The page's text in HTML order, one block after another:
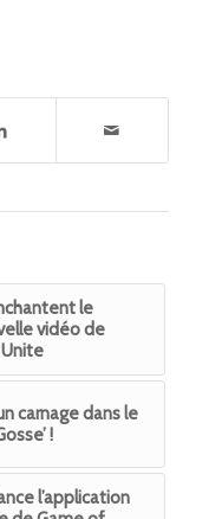
le
vidéo de
carnage dans le
!
l’application